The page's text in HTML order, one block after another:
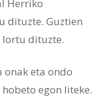
Herriko
dituzte. Guztien
lortu dituzte.
onak eta ondo
egon liteke.